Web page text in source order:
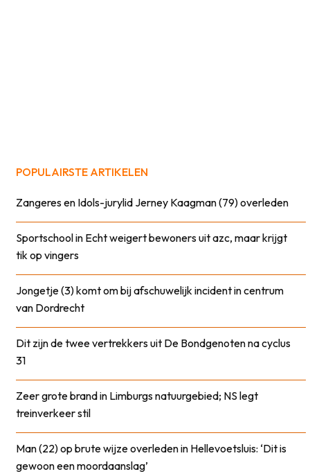
POPULAIRSTE ARTIKELEN
Zangeres en Idols-jurylid Jerney Kaagman (79) overleden
Sportschool in Echt weigert bewoners uit azc, maar krijgt
tik op vingers
Jongetje (3) komt om bij afschuwelijk incident in centrum
van Dordrecht
Dit zijn de twee vertrekkers uit De Bondgenoten na cyclus
31
Zeer grote brand in Limburgs natuurgebied; NS legt
treinverkeer stil
Man (22) op brute wijze overleden in Hellevoetsluis: ‘Dit is
gewoon een moordaanslag’